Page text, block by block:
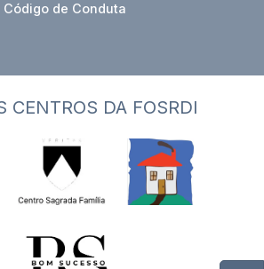
Código de Conduta
CENTROS DA FOSRDI